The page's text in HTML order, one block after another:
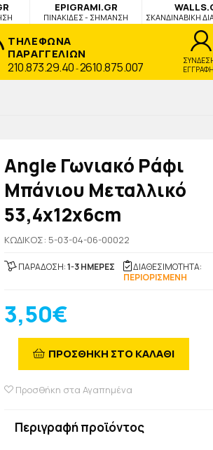
EPIGRAMI.GR
ΠΙΝΑΚΙΔΕΣ - ΣΗΜΑΝΣΗ ΣΚΑΝΔΙΝΑΒΙΚΗ
ΤΗΛΕΦΩΝΑ
ΠΑΡΑΓΓΕΛΙΩΝ
210.873.29.40 -2610.875.007
ΕΓΓΡΑΦΗ
Angle Γωνιακό Ράφι
Μπάνιου Μεταλλικό
53,4x12x6cm
KΩΔΙΚΟΣ: 5-03-04-06-00022
ΠΑΡΑΔΟΣΗ:1-3 ΗΜΕΡΕΣ
ΔΙΑΘΕΣΙΜΟΤΗΤΑ:
ΠΕΡΙΟΡΙΣΜΕΝΗ
3,50€
ΠΡΟΣΘΗΚΗ ΣΤΟ ΚΑΛΑΘΙ
Προσθήκη στα Αγαπημένα
Περιγραφή προϊόντος